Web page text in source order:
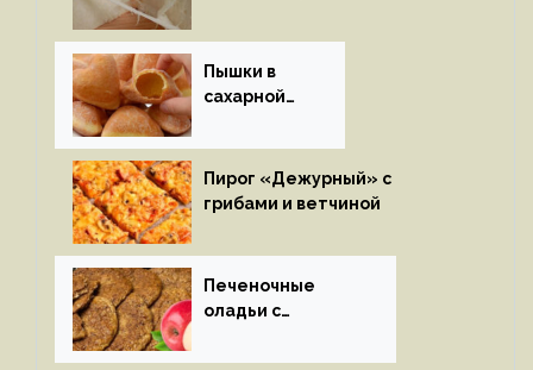
Пышки в
сахарной
Пирог «Дежурный» с
грибами и ветчиной
Печеночные
оладьи с